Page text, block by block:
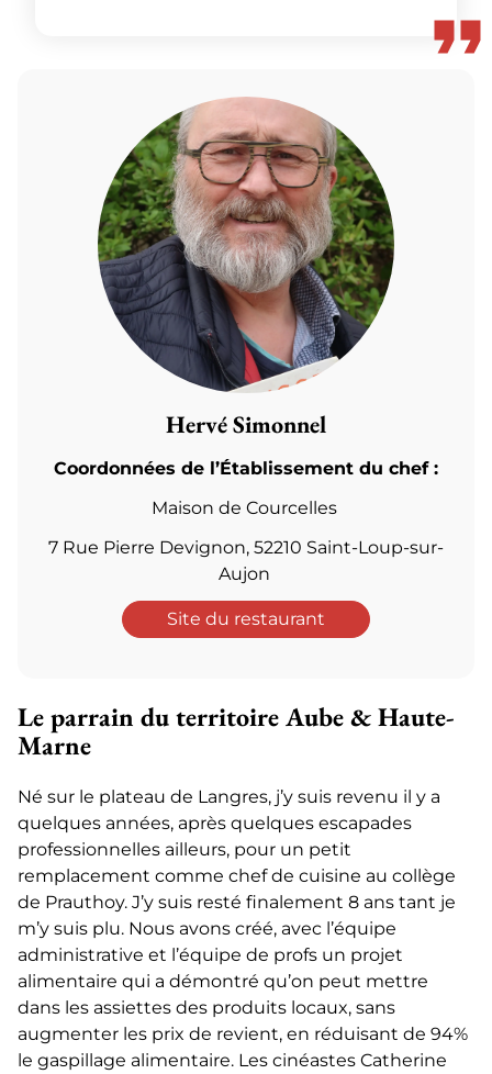
Hervé Simonnel
Coordonnées de l’Établissement du chef :
Maison de Courcelles
7 Rue Pierre Devignon, 52210 Saint-Loup-sur-
Aujon
Site du restaurant
Le parrain du territoire Aube & Haute-
Marne
Né sur le plateau de Langres, j’y suis revenu il y a
quelques années, après quelques escapades
professionnelles ailleurs, pour un petit
remplacement comme chef de cuisine au collège
de Prauthoy. J’y suis resté finalement 8 ans tant je
m’y suis plu. Nous avons créé, avec l’équipe
administrative et l’équipe de profs un projet
alimentaire qui a démontré qu’on peut mettre
dans les assiettes des produits locaux, sans
augmenter les prix de revient, en réduisant de 94%
le gaspillage alimentaire. Les cinéastes Catherine